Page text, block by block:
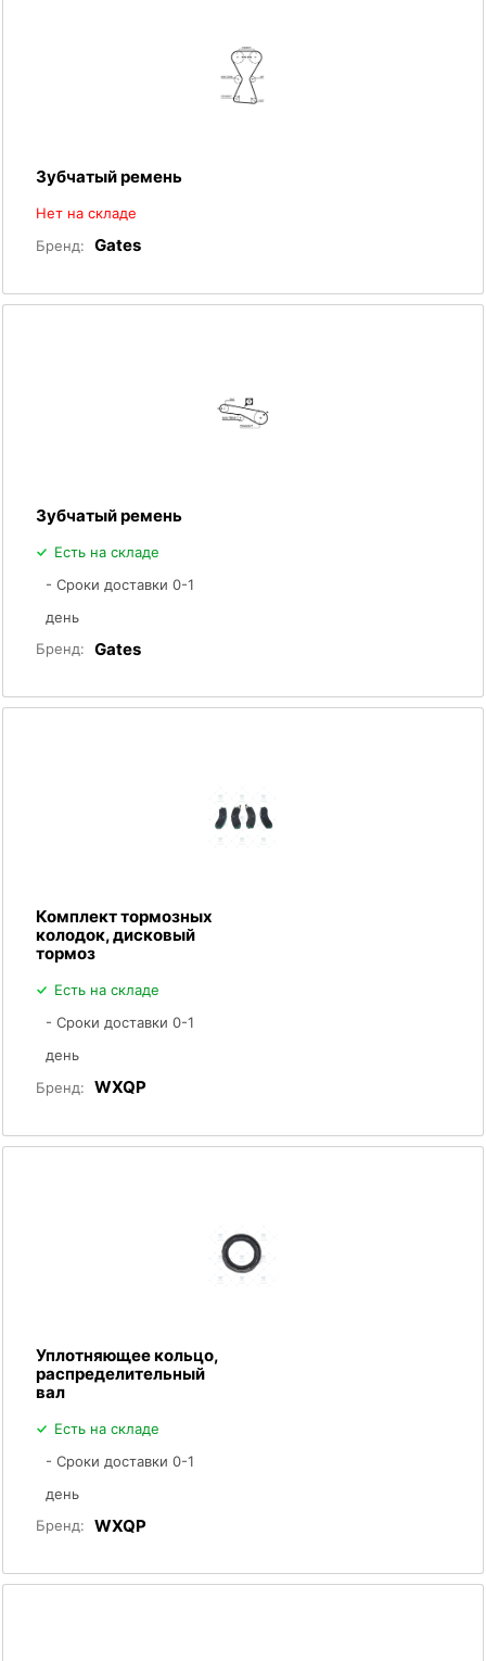
Зубчатый ремень
Нет на складе
Бренд:
Gates
Зубчатый ремень
Есть на складе
- Сроки доставки 0-1
день
Бренд:
Gates
Комплект тормозных
колодок, дисковый
тормоз
Есть на складе
- Сроки доставки 0-1
день
Бренд:
WXQP
Уплотняющее кольцо,
распределительный
вал
Есть на складе
- Сроки доставки 0-1
день
Бренд:
WXQP